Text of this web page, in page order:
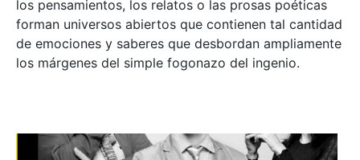
los pensamientos, los relatos o las prosas poéticas
forman universos abiertos que contienen tal cantidad
de emociones y saberes que desbordan ampliamente
los márgenes del simple fogonazo del ingenio.